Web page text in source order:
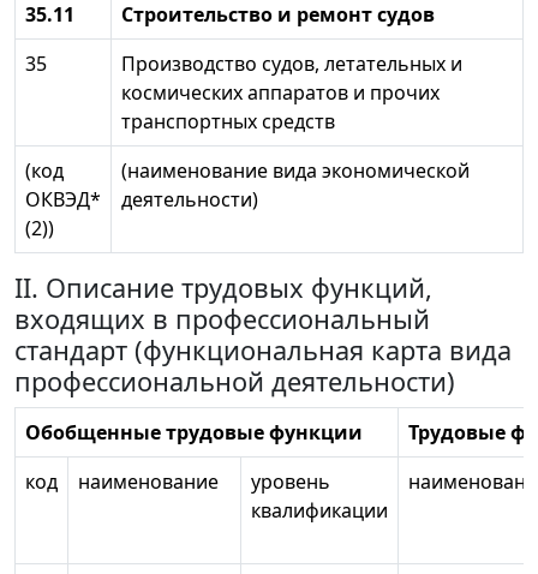
35.11
Строительство и ремонт судов
35
Производство судов, летательных и
космических аппаратов и прочих
транспортных средств
(код
ОКВЭД*
(2))
(наименование вида экономической
деятельности)
II. Описание трудовых функций,
входящих в профессиональный
стандарт (функциональная карта вида
профессиональной деятельности)
Обобщенные трудовые функции
Трудовые
код
наименование
уровень
квалификации